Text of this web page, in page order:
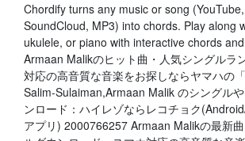
Chordify turns any music or song
SoundCloud, MP3) into chords. Play along
ukulele, or piano with interactive chords
Armaan Malikのヒット曲・人気シングルラ
対応の高音質な音楽をお探しならヤマハの
Salim-Sulaiman,Armaan Malik のシングル
ンロード：ハイレゾならレコチョク
アプリ) 2000766257 Armaan Malikの最新